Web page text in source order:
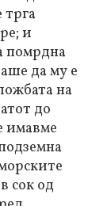
трга
и
помрдна
да му е
на
до
имавме
сок од